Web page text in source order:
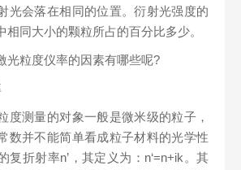
光会落在相同的位置。衍射光强度的
相同大小的颗粒所占的百分比多少。
粒度仪率的因素有哪些呢?
测量的对象一般是微米级的粒子，
数并不能简单看成粒子材料的光学性
复折射率n’，其定义为：n‘=n+ik。其